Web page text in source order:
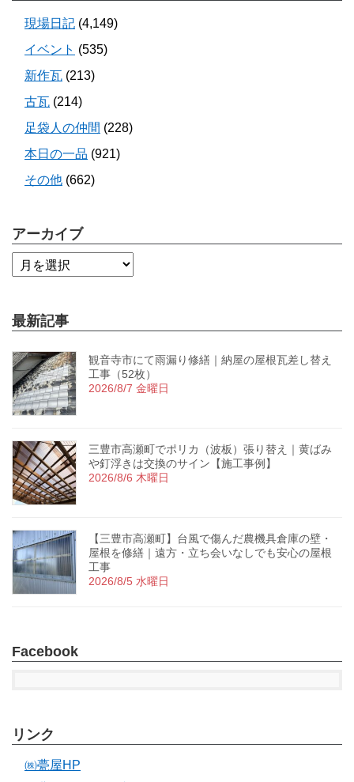
現場日記 (4,149)
イベント (535)
新作瓦 (213)
古瓦 (214)
足袋人の仲間 (228)
本日の一品 (921)
その他 (662)
アーカイブ
最新記事
観音寺市にて雨漏り修繕｜納屋の屋根瓦差し替え
工事（52枚）
2026/8/7 金曜日
三豊市高瀬町でポリカ（波板）張り替え｜黄ばみ
や釘浮きは交換のサイン【施工事例】
2026/8/6 木曜日
【三豊市高瀬町】台風で傷んだ農機具倉庫の壁・
屋根を修繕｜遠方・立ち会いなしでも安心の屋根
工事
2026/8/5 水曜日
Facebook
リンク
㈱甍屋HP